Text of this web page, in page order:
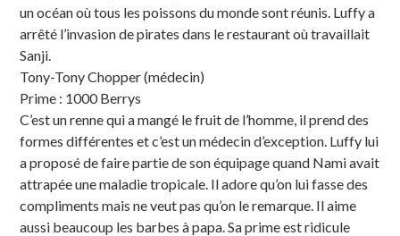
un océan où tous les poissons du monde sont réunis. Luffy a
arrêté l’invasion de pirates dans le restaurant où travaillait
Sanji.
Tony-Tony Chopper (médecin)
Prime : 1000 Berrys
C’est un renne qui a mangé le fruit de l’homme, il prend des
formes différentes et c’est un médecin d’exception. Luffy lui
a proposé de faire partie de son équipage quand Nami avait
attrapée une maladie tropicale. Il adore qu’on lui fasse des
compliments mais ne veut pas qu’on le remarque. Il aime
aussi beaucoup les barbes à papa. Sa prime est ridicule